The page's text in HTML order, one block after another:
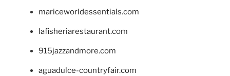
mariceworldessentials.com
lafisheriarestaurant.com
915jazzandmore.com
aguadulce-countryfair.com